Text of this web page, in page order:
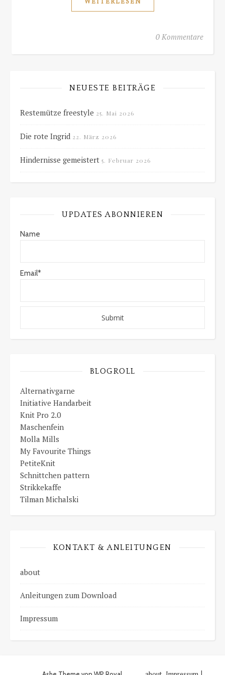
0 Kommentare
NEUESTE BEITRÄGE
Restemütze freestyle 25. Mai 2026
Die rote Ingrid 22. März 2026
Hindernisse gemeistert 5. Februar 2026
UPDATES ABONNIEREN
Name
Email*
BLOGROLL
Alternativgarne
Initiative Handarbeit
Knit Pro 2.0
Maschenfein
Molla Mills
My Favourite Things
PetiteKnit
Schnittchen pattern
Strikkekaffe
Tilman Michalski
KONTAKT & ANLEITUNGEN
about
Anleitungen zum Download
Impressum